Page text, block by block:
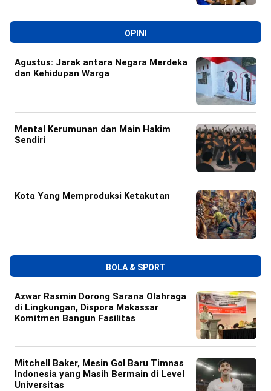
OPINI
Agustus: Jarak antara Negara Merdeka
dan Kehidupan Warga
Mental Kerumunan dan Main Hakim
Sendiri
Kota Yang Memproduksi Ketakutan
BOLA & SPORT
Azwar Rasmin Dorong Sarana Olahraga
di Lingkungan, Dispora Makassar
Komitmen Bangun Fasilitas
Mitchell Baker, Mesin Gol Baru Timnas
Indonesia yang Masih Bermain di Level
Universitas